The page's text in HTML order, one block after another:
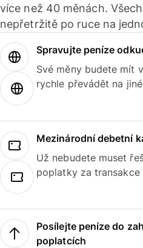
více než 40 měnách.
nepřetržitě po ruce na
Spravujte peníze
Své měny budete mít
rychle převádět na
Mezinárodní debetní
Už nebudete muset
poplatky za
Posílejte peníze do
poplatcích